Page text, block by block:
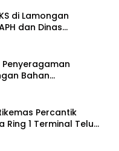
di Lamongan
dan Dinas
Tegas.
Penyeragaman
Bahan
Ganggu Industri
Percantik
Ring 1 Terminal Teluk
TJSL